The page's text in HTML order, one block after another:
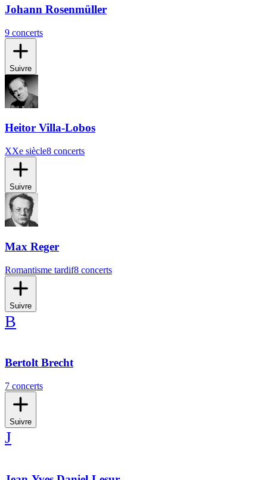
Johann Rosenmüller
9 concerts
Suivre
Heitor Villa-Lobos
XXe siècle8 concerts
Suivre
Max Reger
Romantisme tardif8 concerts
Suivre
B
Bertolt Brecht
7 concerts
Suivre
J